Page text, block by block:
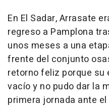
En El Sadar, Arrasate
regreso a Pamplona
unos meses a una
frente del conjunto
retorno feliz porque su
vacío y no pudo dar la
primera jornada ante el